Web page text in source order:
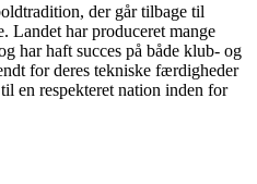
der går tilbage til
Landet har produceret mange
har haft succes på både klub- og
for deres tekniske færdigheder
en respekteret nation inden for